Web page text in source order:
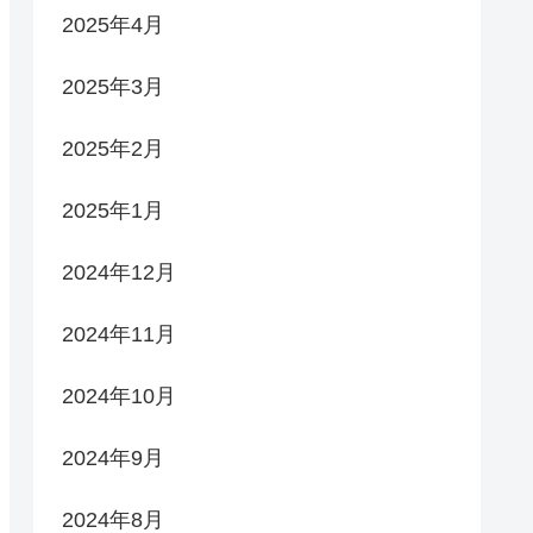
2025年4月
2025年3月
2025年2月
2025年1月
2024年12月
2024年11月
2024年10月
2024年9月
2024年8月